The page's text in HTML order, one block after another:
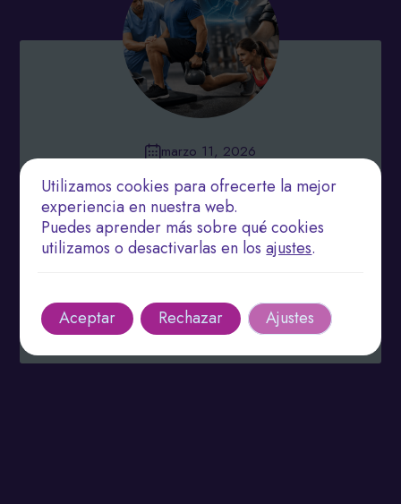
marzo 11, 2026
Técnicas de Fisioterapia de Vanguardia para
Potenciar la Movilidad y el Rendimiento
La fisioterapia es clave para mejorar la movilidad
articular, previniendo lesiones y mejorando la
Leer más
Utilizamos cookies para ofrecerte la mejor
experiencia en nuestra web.
Puedes aprender más sobre qué cookies
utilizamos o desactivarlas en losajustes.
Aceptar Rechazar Ajustes